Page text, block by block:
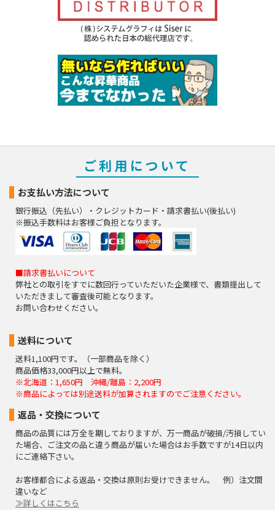
ご利用について
お支払い方法について
銀行振込（先払い）・クレジットカード・請求書払い(後払い)
※振込手数料はお客様ご負担となります。
■請求書払いについて
弊社との取引をすでに数回行っていただいた企業様で、書類提出して
いただきまして審査後可能となります。
お問い合わせください。
送料について
送料1,100円です。（一部商品を除く）
商品価格33,000円以上で無料。
※北海道：1,650円 沖縄/離島：2,200円
※商品によっては別途送料が加算されますのでご注意ください。
返品・交換について
商品の品質には万全を期しておりますが、万一商品が破損/汚損してい
た場合、ご注文の品と違う商品が届いた場合はお手数ですが14日以内
にご連絡下さい。
お客様都合による返品・交換は原則お受けできません。 例）注文間
違いなど
≫詳しくはこちら